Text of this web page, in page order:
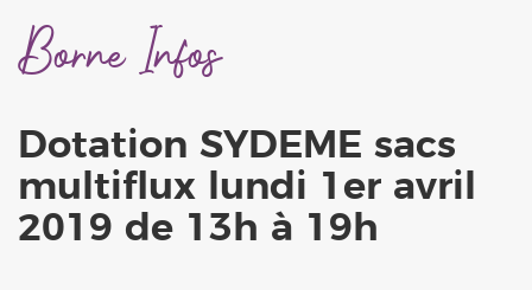
Borne Infos
Dotation SYDEME sacs
multiflux lundi 1er avril
2019 de 13h à 19h